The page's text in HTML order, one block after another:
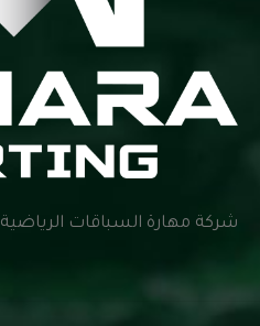
شركة مهارة السباقات الرياضية